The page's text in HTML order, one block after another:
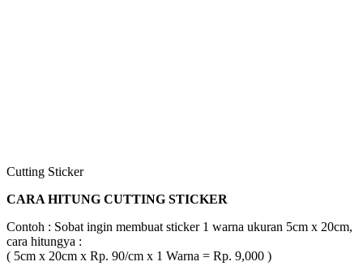
Cutting Sticker
CARA HITUNG CUTTING STICKER
Contoh : Sobat ingin membuat sticker 1 warna ukuran 5cm x 20cm,
cara hitungya :
( 5cm x 20cm x Rp. 90/cm x 1 Warna = Rp. 9,000 )